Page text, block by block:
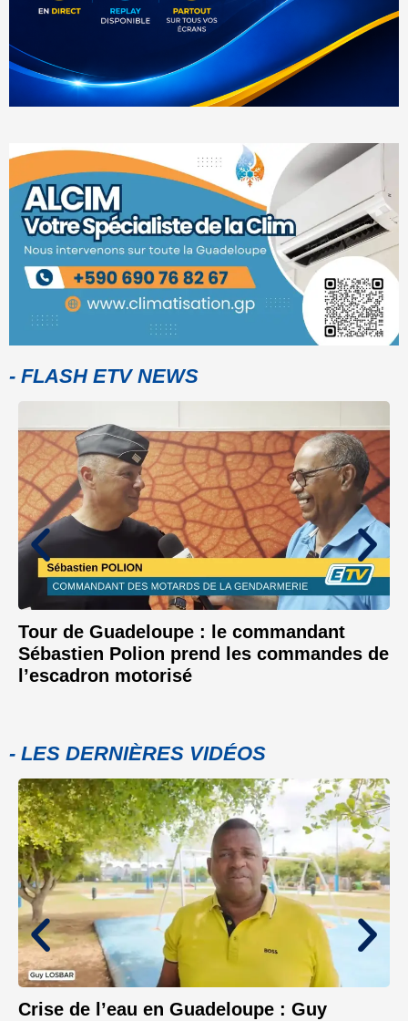
- FLASH ETV NEWS
Tour de Guadeloupe : le commandant
Sébastien Polion prend les commandes de
l’escadron motorisé
- LES DERNIÈRES VIDÉOS
Crise de l’eau en Guadeloupe : Guy